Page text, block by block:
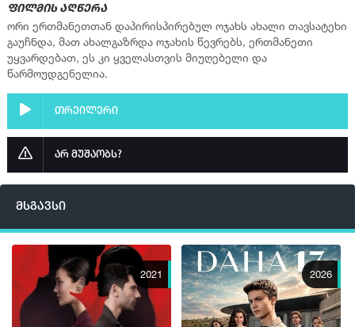
სერია 16
სერია 17
სერია 22
სერია 24
სერია 25
სერია 26
სერია 27
ფილმის აღწერა
ორი ერთმანეთთან დაპირისპირებულ ოჯახს ახალი თავსატეხი
გაუჩნდა, მათ ახალგაზრდა ოჯახის წევრებს, ერთმანეთი
უყვარდებათ, ეს კი ყველასთვის მიუღებელი და
წარმოუდგენელია.
თრეილერი
არ მუშაობს?
მსგავსი
2021 2026